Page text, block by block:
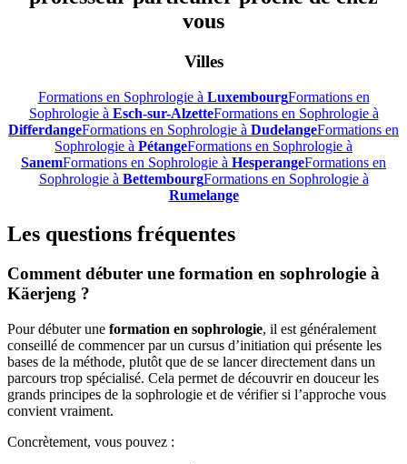
vous
Villes
Formations en Sophrologie à LuxembourgFormations en
Sophrologie à Esch-sur-AlzetteFormations en Sophrologie à
DifferdangeFormations en Sophrologie à DudelangeFormations en
Sophrologie à PétangeFormations en Sophrologie à
SanemFormations en Sophrologie à HesperangeFormations en
Sophrologie à BettembourgFormations en Sophrologie à
Rumelange
Les questions fréquentes
Comment débuter une formation en sophrologie à
Käerjeng ?
Pour débuter une formation en sophrologie, il est généralement
conseillé de commencer par un cursus d’initiation qui présente les
bases de la méthode, plutôt que de se lancer directement dans un
parcours trop spécialisé. Cela permet de découvrir en douceur les
grands principes de la sophrologie et de vérifier si l’approche vous
convient vraiment.
Concrètement, vous pouvez :